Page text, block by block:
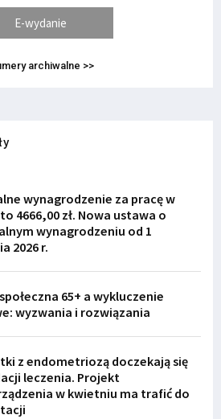
E-wydanie
archiwalne >>
wynagrodzenie za pracę w
to 4666,00 zł. Nowa ustawa o
wynagrodzeniu od 1
2026 r.
65+ a wykluczenie
wyzwania i rozwiązania
z endometriozą doczekają się
leczenia. Projekt
w kwietniu ma trafić do